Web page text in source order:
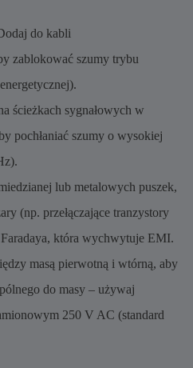
do kabli
zablokować szumy trybu
ścieżkach sygnałowych w
pochłaniać szumy o wysokiej
lub metalowych puszek,
(np. przełączające tranzystory
która wychwytuje EMI.
masą pierwotną i wtórną, aby
do masy – używaj
250 V AC (standard